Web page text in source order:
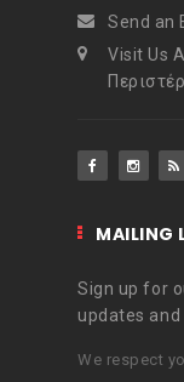
Send an
Visit Us
MAILING
Sign up for
updates and
We respect